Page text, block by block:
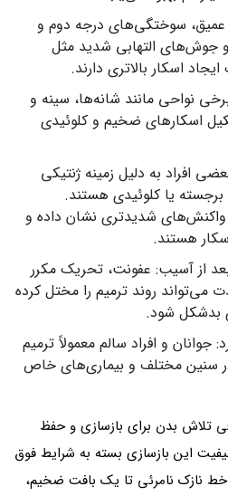
سوختگی‌های درجه دوم و
جوش‌های التهابی شدید مثل
اسکار بالاتری دارند.
نواحی مانند شانه‌ها، سینه و
اسکارهای ضخیم و کلوئیدی
افراد به دلیل زمینه ژنتیکی
یا کلوئیدی هستند.
شدیدتری نشان داده و
هستند.
بعد از آسیب: عفونت، تحریک مکرر
می‌تواند روند ترمیم را مختل کرده
بدشکل شود.
و افراد سالم معمولاً ترمیم
در سنین مختلف و بیماری‌های خاص
تلاش بدن برای بازسازی و حفظ
این بازسازی بسته به شرایط فوق
خط نازک نامرئی تا یک بافت ضخیم،